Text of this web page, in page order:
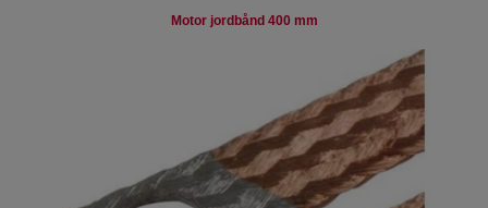
Motor jordbånd 400 mm